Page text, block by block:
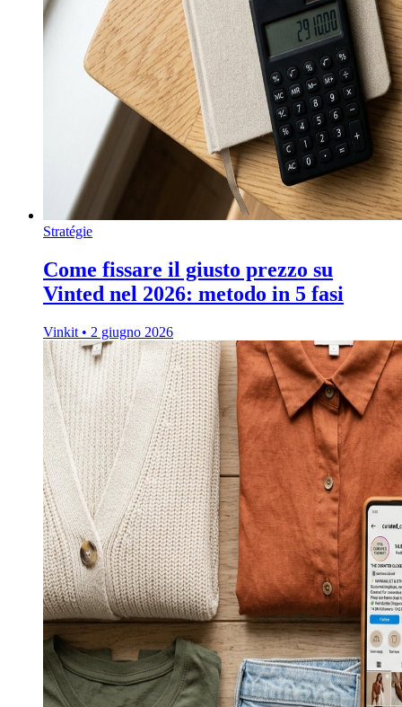
Stratégie
Come fissare il giusto prezzo su
Vinted nel 2026: metodo in 5 fasi
Vinkit • 2 giugno 2026